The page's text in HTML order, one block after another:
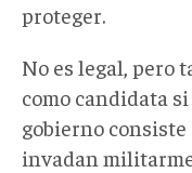
proteger.
No es legal, pero
como candidata
gobierno
invadan